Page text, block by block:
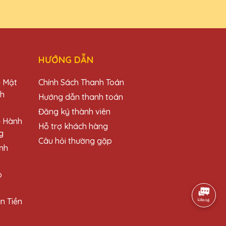
dịch vụ chuyên nghiệp.
nhận.
Mật
Hành
Tiền
HƯỚNG DẪN
Chính Sách Thanh Toán
Hướng dẫn thanh toán
Đăng ký thành viên
Hỗ trợ khách hàng
Câu hỏi thường gặp